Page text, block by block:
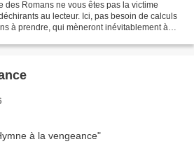
des Romans ne vous êtes pas la victime
au lecteur. Ici, pas besoin de calculs
à prendre, qui mèneront inévitablement à